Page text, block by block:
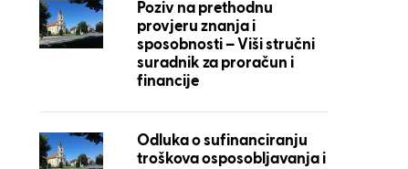
Poziv na prethodnu
provjeru znanja i
sposobnosti – Viši stručni
suradnik za proračun i
financije
Odluka o sufinanciranju
troškova osposobljavanja i